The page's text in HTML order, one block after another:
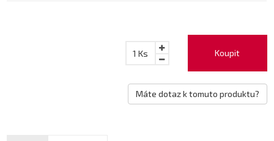
Koupit
1 Ks
Máte dotaz k tomuto produktu?